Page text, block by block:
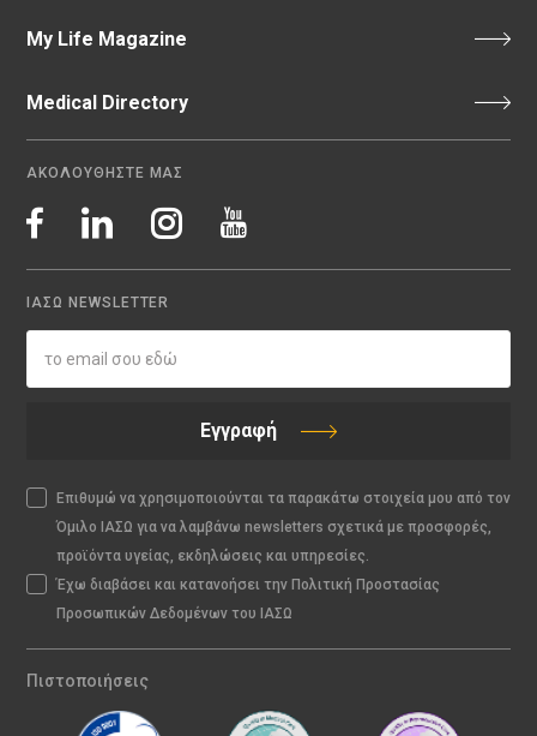
My Life Magazine
Medical Directory
ΑΚΟΛΟΥΘΗΣΤΕ ΜΑΣ
ΙΑΣΩ NEWSLETTER
Εγγραφή
Επιθυμώ να χρησιμοποιούνται τα παρακάτω στοιχεία μου από τον
Όμιλο ΙΑΣΩ για να λαμβάνω newsletters σχετικά με προσφορές,
προϊόντα υγείας, εκδηλώσεις και υπηρεσίες.
Έχω διαβάσει και κατανοήσει την Πολιτική Προστασίας
Προσωπικών Δεδομένων του ΙΑΣΩ
Πιστοποιήσεις